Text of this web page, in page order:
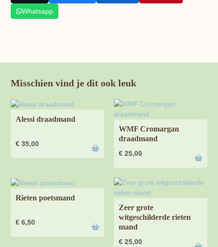
Whatsapp
Misschien vind je dit ook leuk
Alessi draadmand
€ 35,00
WMF Cromargan
draadmand
€ 25,00
Rieten poetsmand
€ 6,50
Zeer grote
witgeschilderde rieten
mand
€ 25,00